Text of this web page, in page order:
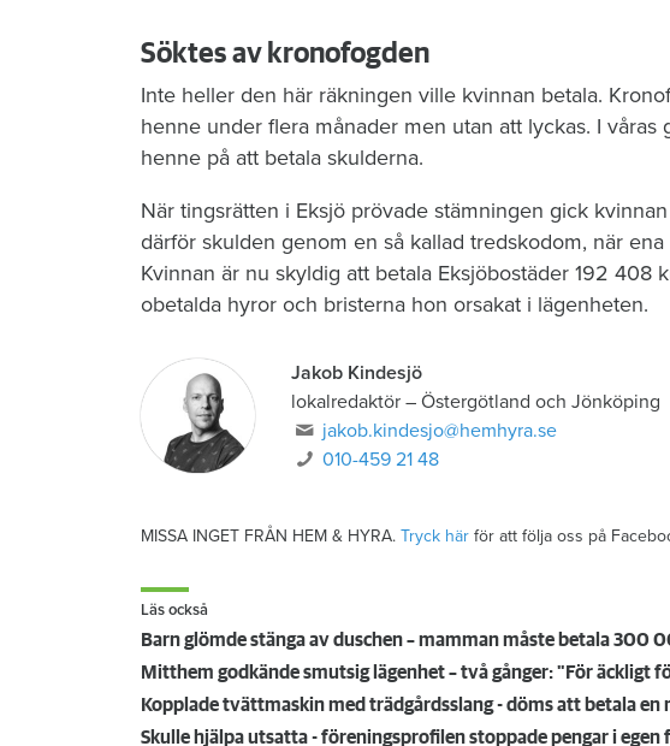
Söktes av kronofogden
Inte heller den här räkningen ville kvinnan betala.
henne under flera månader men utan att lyckas. I
henne på att betala skulderna.
När tingsrätten i Eksjö prövade stämningen gick
därför skulden genom en så kallad tredskodom, när
Kvinnan är nu skyldig att betala Eksjöbostäder 192 408
obetalda hyror och bristerna hon orsakat i lägenheten.
Jakob Kindesjö
lokalredaktör – Östergötland och Jönköping
jakob.kindesjo@hemhyra.se
010-459 21 48
MISSA INGET FRÅN HEM & HYRA. Tryck här för att följa oss på
Läs också
Barn glömde stänga av duschen – mamman måste betala 300
Mitthem godkände smutsig lägenhet – två gånger: "För äckligt
Kopplade tvättmaskin med trädgårdsslang - döms att betala
Skulle hjälpa utsatta - föreningsprofilen stoppade pengar i egen